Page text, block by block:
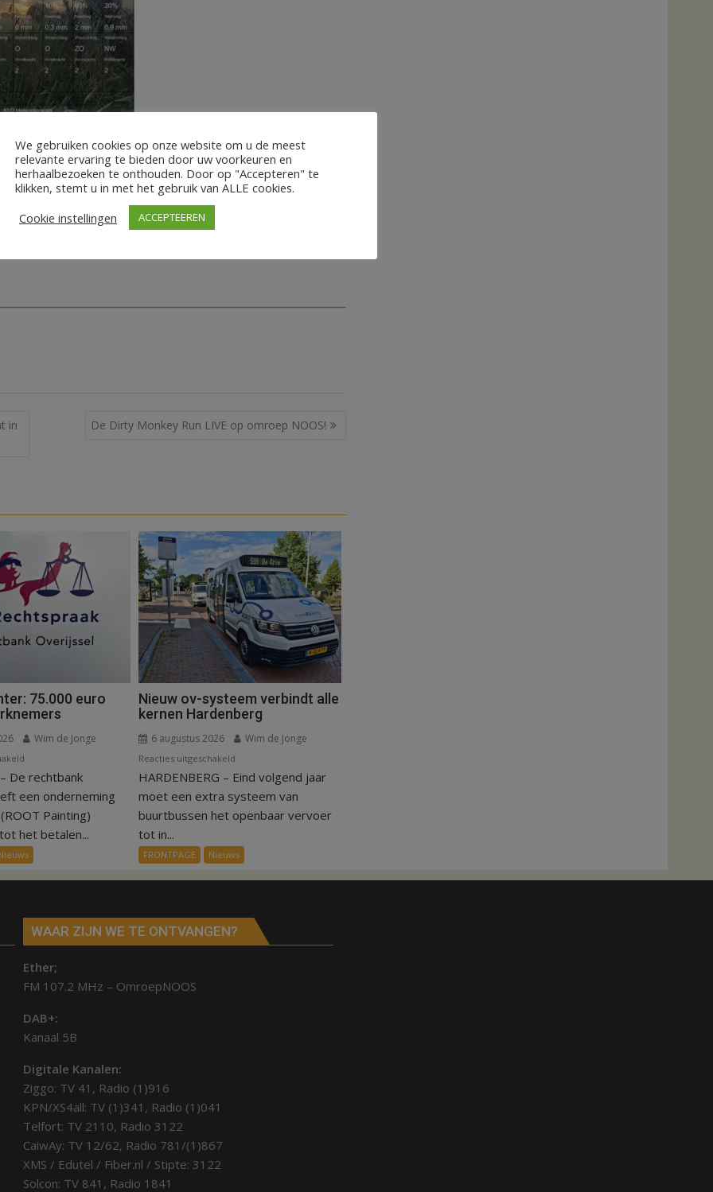
maak? Zijn er dingen die jullie missen, hebben jullie op of
in
De Dirty Monkey Run LIVE op omroep NOOS!
75.000 euro
Wim de Jonge
Kantonrechter:
75.000
euro
ex-
werknemers
De rechtbank
een onderneming
Painting)
het betalen...
Nieuw ov-systeem verbindt alle
kernen Hardenberg
6 augustus 2026 Wim de Jonge
Reacties uitgeschakeld
Nieuw
ov-
systeem
alle
kernen
Hardenberg
HARDENBERG – Eind volgend jaar
moet een extra systeem van
buurtbussen het openbaar vervoer
tot in...
FRONTPAGE Nieuws
WAAR ZIJN WE TE ONTVANGEN?
Ether;
FM 107.2 MHz – OmroepNOOS
DAB+:
Kanaal 5B
Digitale Kanalen:
Ziggo: TV 41, Radio (1)916
KPN/XS4all: TV (1)341, Radio (1)041
Telfort: TV 2110, Radio 3122
CaiwAy: TV 12/62, Radio 781/(1)867
XMS / Edutel / Fiber.nl / Stipte: 3122
Solcon: TV 841, Radio 1841
We gebruiken cookies op onze website om u de meest
relevante ervaring te bieden door uw voorkeuren en
herhaalbezoeken te onthouden. Door op "Accepteren" te
klikken, stemt u in met het gebruik van ALLE cookies.
Cookie instellingen
ACCEPTEEREN